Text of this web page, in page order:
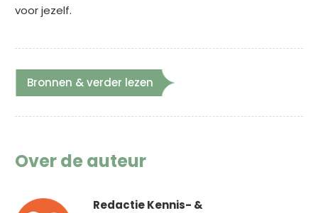
voor jezelf.
Bronnen & verder lezen
Over de auteur
Redactie Kennis- &